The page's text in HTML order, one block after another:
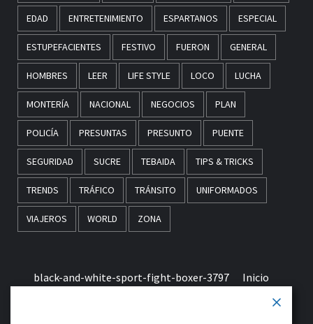
EDAD ENTRETENIMIENTO ESPARTANOS ESPECIAL
ESTUPEFACIENTES FESTIVO FUERON GENERAL
HOMBRES LEER LIFE STYLE LOCO LUCHA
MONTERÍA NACIONAL NEGOCIOS PLAN
POLICÍA PRESUNTAS PRESUNTO PUENTE
SEGURIDAD SUCRE TEBAIDA TIPS & TRICKS
TRENDS TRÁFICO TRÁNSITO UNIFORMADOS
VIAJEROS WORLD ZONA
black-and-white-sport-fight-boxer-3797 Inicio